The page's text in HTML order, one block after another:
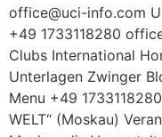
office@uci-info.com
+49 1733118280
Clubs International
Unterlagen Zwinger
Menu +49
WELT“ (Moskau)